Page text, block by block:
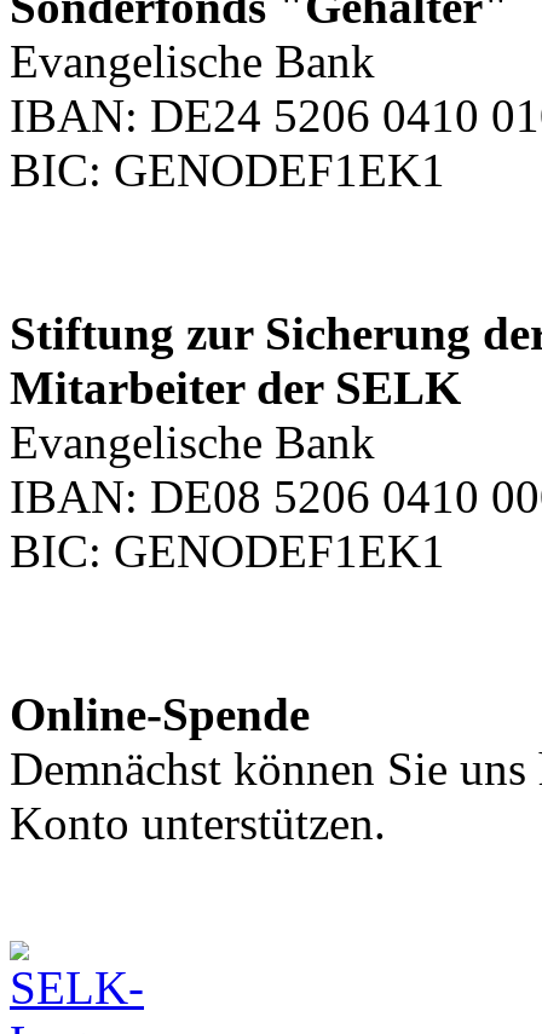
Evangelische Bank
IBAN: DE24 5206 0410
BIC: GENODEF1EK1
Stiftung zur Sicherung
Mitarbeiter der SELK
Evangelische Bank
IBAN: DE08 5206 0410
BIC: GENODEF1EK1
Online-Spende
Demnächst können Sie
Konto unterstützen.